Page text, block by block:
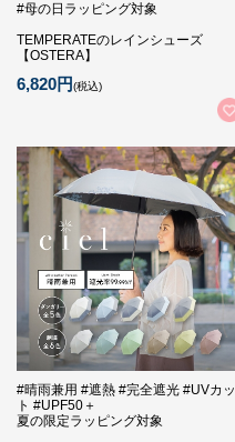
#母の日ラッピング対象
TEMPERATEのレインシューズ
【OSTERA】
6,820円(税込)
#晴雨兼用 #遮熱 #完全遮光 #UVカッ
ト #UPF50＋
夏の限定ラッピング対象